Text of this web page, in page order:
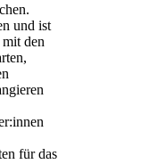
und ist
den
für das